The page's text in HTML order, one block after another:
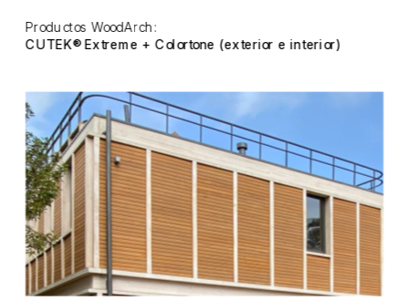
Productos WoodArch:
CUTEK® Extreme + Colortone (exterior e interior)